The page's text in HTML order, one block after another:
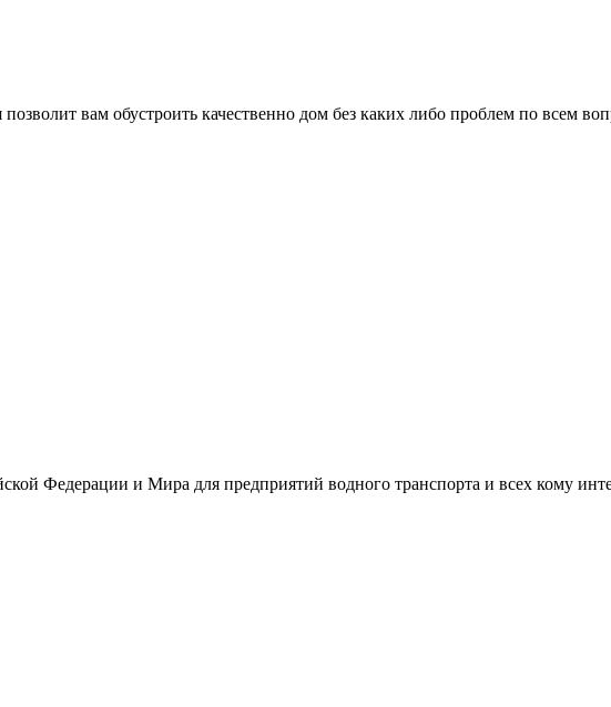
вам обустроить качественно дом без каких либо проблем по всем
Федерации и Мира для предприятий водного транспорта и всех кому